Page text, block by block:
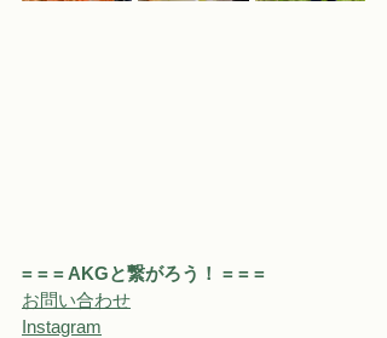
= = = AKGと繋がろう！ = = =
お問い合わせ
Instagram